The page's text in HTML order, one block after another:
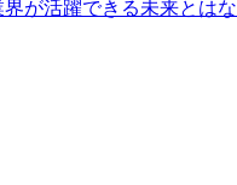
が活躍できる未来とはな